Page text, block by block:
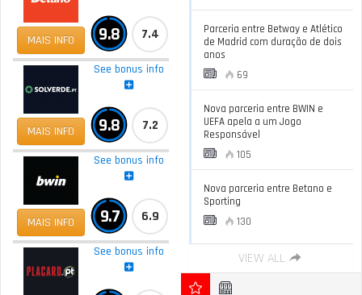
MAIS INFO 9.8 7.4
MAIS INFO
See bonus info
9.8 7.2
MAIS INFO
See bonus info
9.7 6.9
See bonus info
Parceria entre Betway e Atlético
de Madrid com duração de dois
anos
69
Nova parceria entre BWIN e
UEFA apela a um Jogo
Responsável
105
Nova parceria entre Betano e
Sporting
130
VIEW ALL